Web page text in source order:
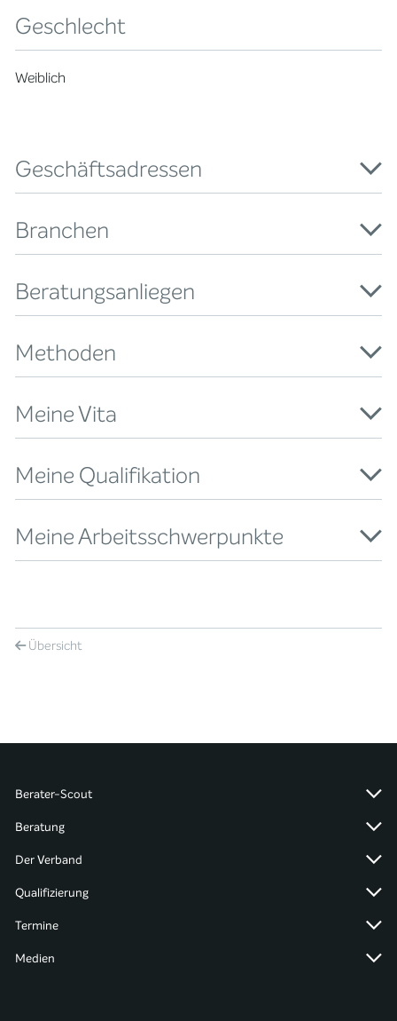
Geschlecht
Weiblich
Geschäftsadressen
Branchen
Beratungsanliegen
Methoden
Meine Vita
Meine Qualifikation
Meine Arbeitsschwerpunkte
Übersicht
Berater-Scout
Beratung
Der Verband
Qualifizierung
Termine
Medien